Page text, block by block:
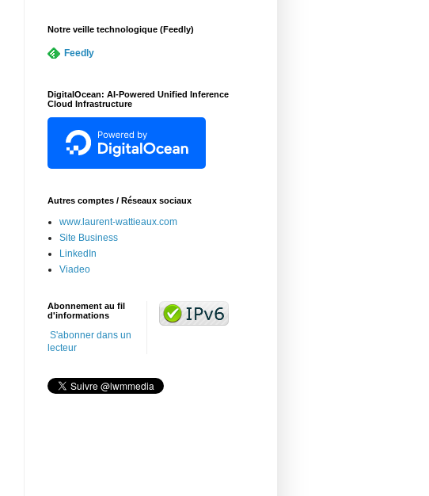
Notre veille technologique (Feedly)
Feedly
DigitalOcean: AI-Powered Unified Inference
Cloud Infrastructure
Autres comptes / Réseaux sociaux
www.laurent-wattieaux.com
Site Business
LinkedIn
Viadeo
Abonnement au fil
d'informations
S'abonner dans un
lecteur